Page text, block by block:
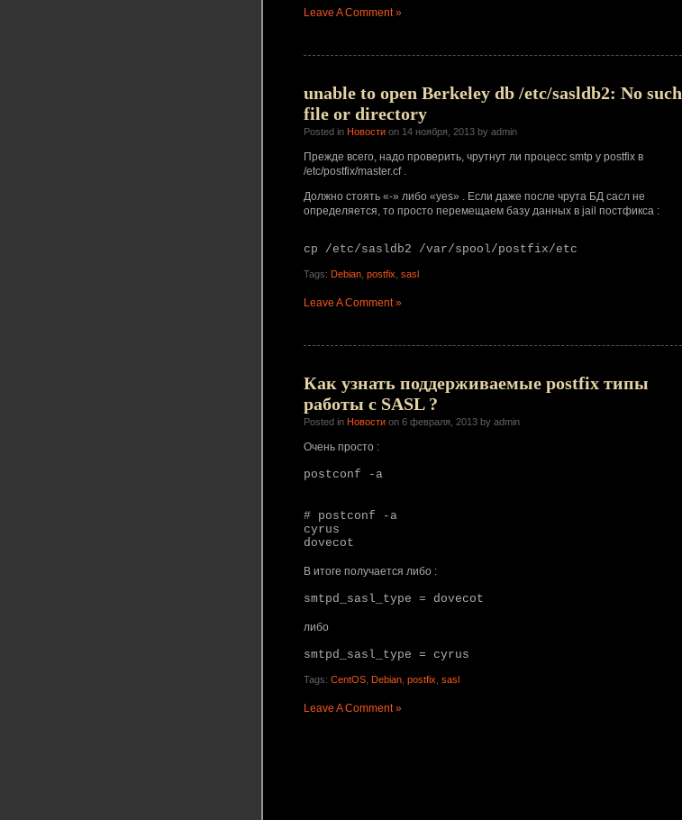
Leave A Comment »
unable to open Berkeley db /etc/sasldb2: No such
file or directory
Posted in Новости on 14 ноября, 2013 by admin
Прежде всего, надо проверить, чрутнут ли процесс smtp у postfix в
/etc/postfix/master.cf .
Должно стоять «-» либо «yes» . Если даже после чрута БД сасл не
определяется, то просто перемещаем базу данных в jail постфикса :
cp /etc/sasldb2 /var/spool/postfix/etc
Tags: Debian postfix sasl
Leave A Comment »
Как узнать поддерживаемые postfix типы
работы с SASL ?
Posted in Новости on 6 февраля, 2013 by admin
Очень просто :
postconf -a
# postconf -a
cyrus
dovecot
В итоге получается либо :
smtpd_sasl_type = dovecot
либо
smtpd_sasl_type = cyrus
Tags: CentOS Debian postfix sasl
Leave A Comment »